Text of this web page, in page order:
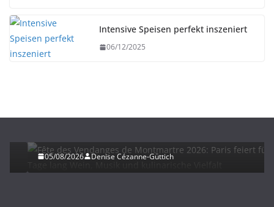
Intensive Speisen perfekt inszeniert
06/12/2025
05/08/2026 Denise Cézanne-Güttich